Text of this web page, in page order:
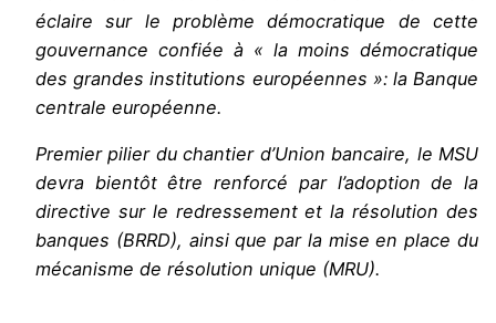
éclaire sur le problème démocratique de cette
gouvernance confiée à « la moins démocratique
des grandes institutions européennes »: la Banque
centrale européenne.
Premier pilier du chantier d’Union bancaire, le MSU
devra bientôt être renforcé par l’adoption de la
directive sur le redressement et la résolution des
banques (BRRD), ainsi que par la mise en place du
mécanisme de résolution unique (MRU).